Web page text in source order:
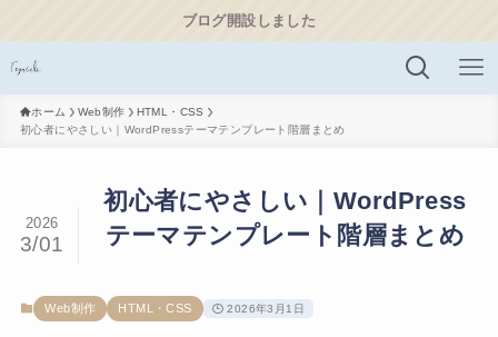
ブログ開設しました
ホーム Web制作
HTML・CSS
初心者にやさしい｜WordPressテーマテンプレート階層まとめ
初心者にやさしい｜WordPress
テーマテンプレート階層まとめ
2026
3/01
Web制作 HTML・CSS 2026年3月1日